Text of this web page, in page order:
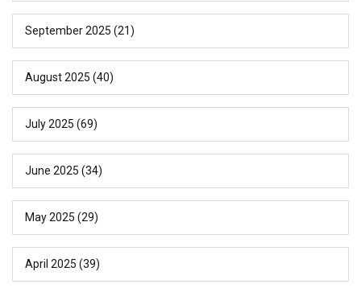
September 2025 (21)
August 2025 (40)
July 2025 (69)
June 2025 (34)
May 2025 (29)
April 2025 (39)